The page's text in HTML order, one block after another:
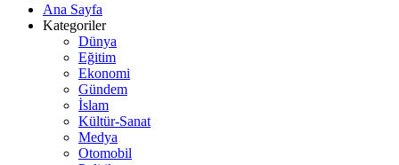
Ana Sayfa
Kategoriler
Dünya
Eğitim
Ekonomi
Gündem
İslam
Kültür-Sanat
Medya
Otomobil